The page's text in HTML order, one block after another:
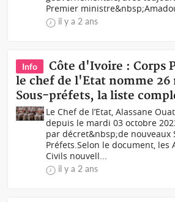
Premier
il y a 2 ans
Info
Côte d'Ivoire : Corps
le chef de l'Etat nomme 26
Sous-préfets, la liste
Le Chef de l’Etat, Alassane
depuis le mardi 03 octobre
par décret&nbsp;de nouveaux
Préfets.Selon le document, les
Civils nouvell...
il y a 2 ans